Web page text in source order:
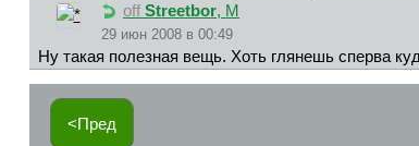
off Streetbor, М
29 июн 2008 в 00:49
Ну такая полезная вещь. Хоть глянешь сперва
<Пред